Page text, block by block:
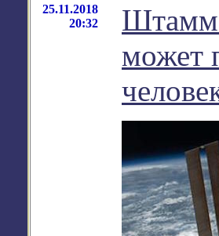
25.11.2018
20:32
Штамм
может